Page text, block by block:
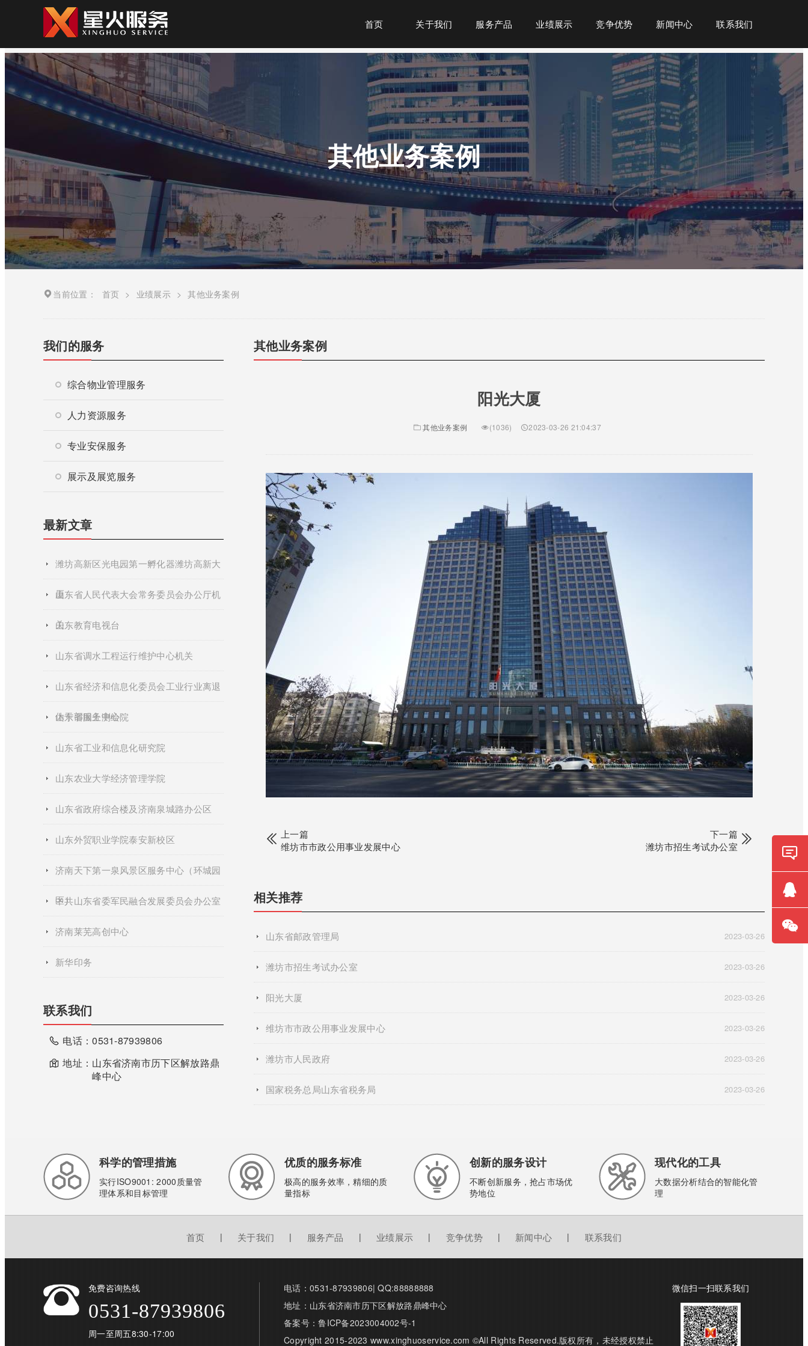
首页 关于我们 服务产品 业绩展示 竞争优势 新闻中心 联系我们
其他业务案例
当前位置： 首页 > 业绩展示 > 其他业务案例
我们的服务
综合物业管理服务
人力资源服务
专业安保服务
展示及展览服务
最新文章
潍坊高新区光电园第一孵化器潍坊高新大
厦
山东省人民代表大会常务委员会办公厅机
关
山东教育电视台
山东省调水工程运行维护中心机关
山东省经济和信息化委员会工业行业离退
休干部服务中心
山东省国土测绘院
山东省工业和信息化研究院
山东农业大学经济管理学院
山东省政府综合楼及济南泉城路办公区
山东外贸职业学院泰安新校区
济南天下第一泉风景区服务中心（环城园
区）
中共山东省委军民融合发展委员会办公室
济南莱芜高创中心
新华印务
联系我们
电话：0531-87939806
地址： 山东省济南市历下区解放路鼎
峰中心
其他业务案例
阳光大厦
其他业务案例 (1036) 2023-03-26 21:04:37
上一篇
维坊市市政公用事业发展中心
下一篇
潍坊市招生考试办公室
相关推荐
山东省邮政管理局 2023-03-26
潍坊市招生考试办公室 2023-03-26
阳光大厦 2023-03-26
维坊市市政公用事业发展中心 2023-03-26
潍坊市人民政府 2023-03-26
国家税务总局山东省税务局 2023-03-26
科学的管理措施
实行ISO9001: 2000质量管
理体系和目标管理
优质的服务标准
极高的服务效率，精细的质
量指标
创新的服务设计
不断创新服务，抢占市场优
势地位
现代化的工具
大数据分析结合的智能化管
理
首页 | 关于我们 | 服务产品 | 业绩展示 | 竞争优势 | 新闻中心 | 联系我们
免费咨询热线
0531-87939806
周一至周五8:30-17:00
电话：0531-87939806| QQ:88888888
地址：山东省济南市历下区解放路鼎峰中心
备案号：鲁ICP备2023004002号-1
Copyright 2015-2023 www.xinghuoservice.com ©All Rights Reserved.版权所有，未经授权禁止
微信扫一扫联系我们
在线
咨询
QQ咨
询